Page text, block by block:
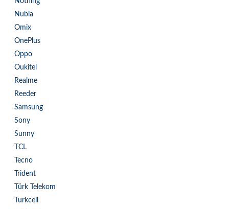
Nubia
Omix
OnePlus
Oppo
Oukitel
Realme
Reeder
Samsung
Sony
Sunny
TCL
Tecno
Trident
Türk Telekom
Turkcell